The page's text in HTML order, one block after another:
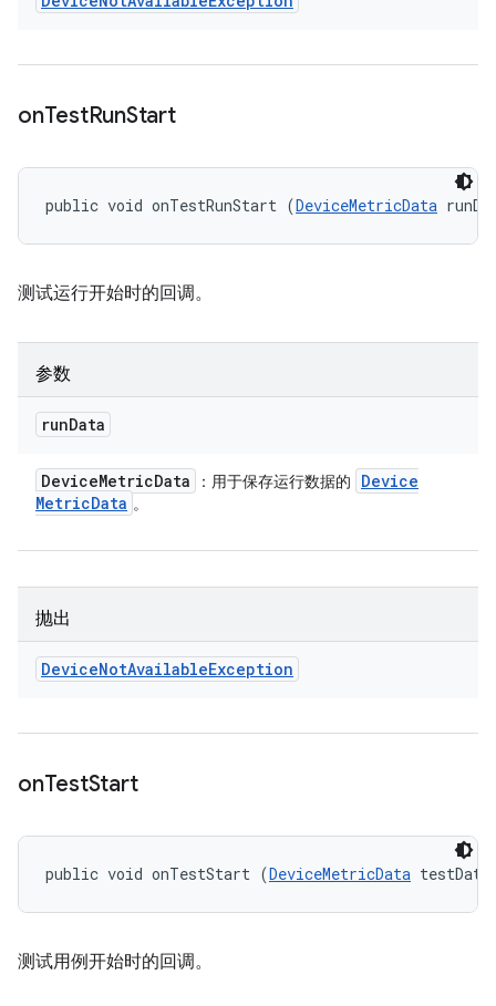
onTestRunStart
public void onTestRunStart (DeviceMetricData
测试运行开始时的回调。
参数
runData
DeviceMetricData ：用于保存运行数据的
Device
MetricData 。
抛出
DeviceNotAvailableException
onTestStart
public void onTestStart (DeviceMetricData
测试用例开始时的回调。